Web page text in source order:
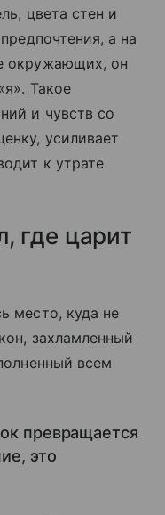
цвета стен и
а на
окружающих, он
Такое
и чувств со
усиливает
к утрате
где царит
место, куда не
захламленный
всем
превращается
это